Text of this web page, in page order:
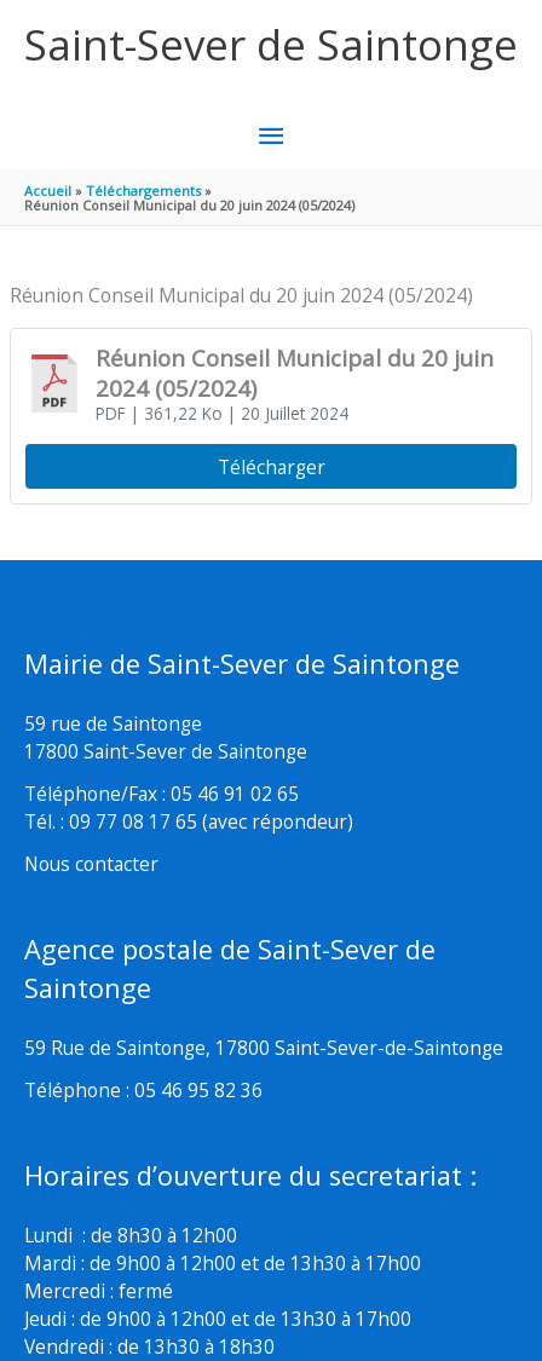
Saint-Sever de Saintonge
MENU
PRINCIPAL
Accueil
Téléchargements
Réunion Conseil Municipal du 20 juin 2024 (05/2024)
Réunion Conseil Municipal du 20 juin 2024 (05/2024)
Réunion Conseil Municipal du 20 juin
2024 (05/2024)
PDF| 361,22 Ko | 20 Juillet 2024
Télécharger
Mairie de Saint-Sever de Saintonge
59 rue de Saintonge
17800 Saint-Sever de Saintonge
Téléphone/Fax : 05 46 91 02 65
Tél. : 09 77 08 17 65 (avec répondeur)
Nous contacter
Agence postale de Saint-Sever de
Saintonge
59 Rue de Saintonge, 17800 Saint-Sever-de-Saintonge
Téléphone : 05 46 95 82 36
Horaires d’ouverture du secretariat :
Lundi : de 8h30 à 12h00
Mardi : de 9h00 à 12h00 et de 13h30 à 17h00
Mercredi : fermé
Jeudi : de 9h00 à 12h00 et de 13h30 à 17h00
Vendredi : de 13h30 à 18h30